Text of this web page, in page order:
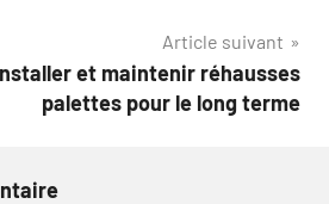
Article suivant
et maintenir réhausses
palettes pour le long terme